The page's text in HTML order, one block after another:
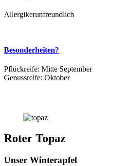
Allergikerunfreundlich
Besonderheiten?
Pflückreife: Mitte September
Genussreife: Oktober
Roter Topaz
Unser Winterapfel